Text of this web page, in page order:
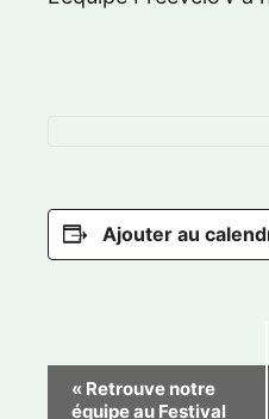
Ajouter au
« Retrouve notre
équipe au Festival